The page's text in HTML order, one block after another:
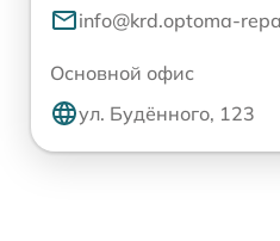
info@krd.optoma-
Основной офис
ул. Будённого, 123